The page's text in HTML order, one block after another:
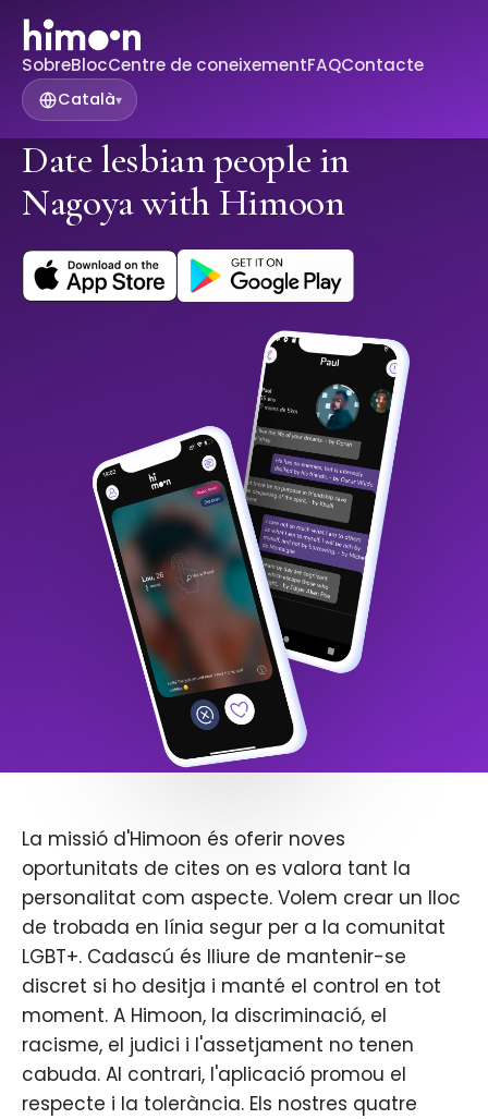
SobreBlocCentre de coneixementFAQContacte
Català▾
Date lesbian people in
Nagoya with Himoon
La missió d'Himoon és oferir noves
oportunitats de cites on es valora tant la
personalitat com aspecte. Volem crear un lloc
de trobada en línia segur per a la comunitat
LGBT+. Cadascú és lliure de mantenir-se
discret si ho desitja i manté el control en tot
moment. A Himoon, la discriminació, el
racisme, el judici i l'assetjament no tenen
cabuda. Al contrari, l'aplicació promou el
respecte i la tolerància. Els nostres quatre